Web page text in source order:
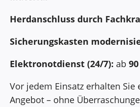
Herdanschluss durch
Sicherungskasten
Elektronotdienst (24/7): ab
Vor jedem Einsatz erhalten Sie
Angebot – ohne